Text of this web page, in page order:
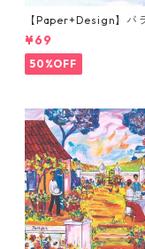
【Paper+Design】バ
枚 ランチサイズ ペーパ
キン Frosty friends ブ
¥69
50%OFF